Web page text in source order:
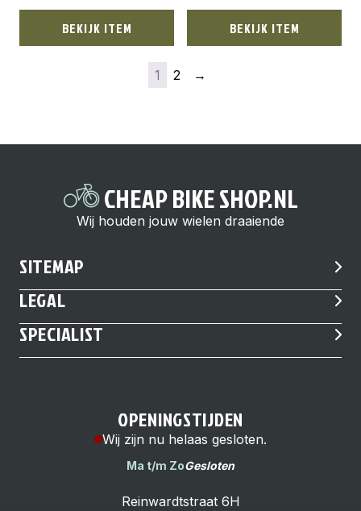
BEKIJK ITEM BEKIJK ITEM
1 2 →
CHEAP BIKE SHOP.NL
Wij houden jouw wielen draaiende
SITEMAP
LEGAL
SPECIALIST
OPENINGSTIJDEN
Wij zijn nu helaas gesloten.
Ma t/m ZoGesloten
Reinwardtstraat 6H